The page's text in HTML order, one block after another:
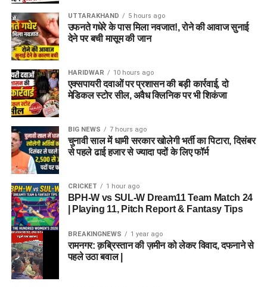
UTTARAKHAND 5 hours ago
उफनते गधेरे के पास मिला नवजात!, रोने की आवाज सुनाई
देने पर बची मासूम की जान
HARIDWAR 10 hours ago
एक्सपायरी दवाओं पर प्रशासन की बड़ी कार्रवाई, दो
मेडिकल स्टोर सील, अवैध क्लिनिक पर भी शिकंजा
BIG NEWS 7 hours ago
चुनावी साल में धामी सरकार खोलेगी भर्ती का पिटारा, दिसंबर
से पहले ढाई हजार से ज्यादा पदों के लिए फॉर्म
CRICKET 1 hour ago
BPH-W vs SUL-W Dream11 Team Match 24
| Playing 11, Pitch Report & Fantasy Tips
BREAKINGNEWS 1 year ago
रामनगर: क़ब्रिस्तान की ज़मीन को लेकर विवाद, दफनाने से
पहले उठा बवाल |